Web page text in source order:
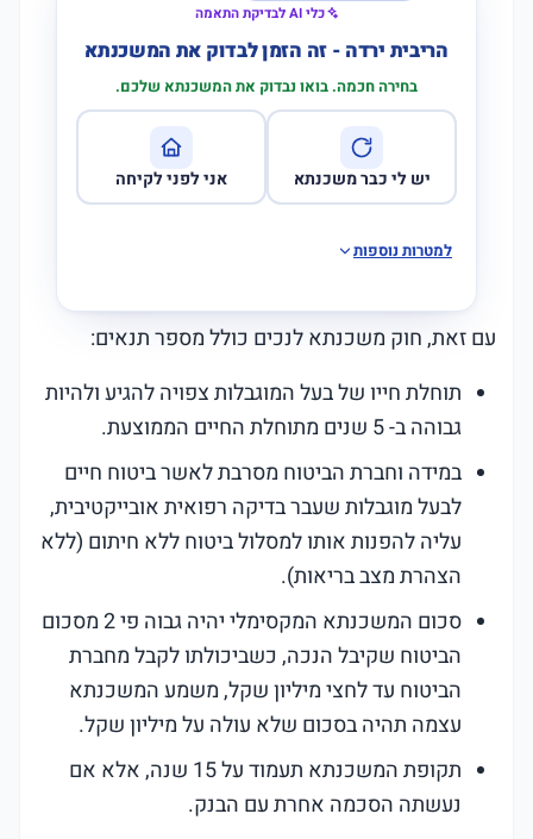
כלי AI לבדיקת התאמה
הריבית ירדה - זה הזמן לבדוק את המשכנתא
בחירה חכמה. בואו נבדוק את המשכנתא שלכם.
יש לי כבר משכנתא אני לפני לקיחה
למטרות נוספות
עם זאת, חוק משכנתא לנכים כולל מספר תנאים:
תוחלת חייו של בעל המוגבלות צפויה להגיע ולהיות
גבוהה ב- 5 שנים מתוחלת החיים הממוצעת.
במידה וחברת הביטוח מסרבת לאשר ביטוח חיים
לבעל מוגבלות שעבר בדיקה רפואית אובייקטיבית,
עליה להפנות אותו למסלול ביטוח ללא חיתום (ללא
הצהרת מצב בריאות).
סכום המשכנתא המקסימלי יהיה גבוה פי 2 מסכום
הביטוח שקיבל הנכה, כשביכולתו לקבל מחברת
הביטוח עד לחצי מיליון שקל, משמע המשכנתא
עצמה תהיה בסכום שלא עולה על מיליון שקל.
תקופת המשכנתא תעמוד על 15 שנה, אלא אם
נעשתה הסכמה אחרת עם הבנק.